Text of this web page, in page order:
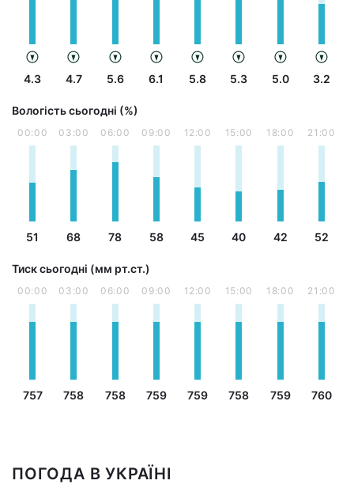
4.3 4.7 5.6 6.1 5.8 5.3 5.0 3.2
Вологість сьогодні (%)
00:00
51
03:00
68
06:00
78
09:00
58
12:00
45
15:00
40
18:00
42
21:00
52
Тиск сьогодні (мм рт.ст.)
00:00
757
03:00
758
06:00
758
09:00
759
12:00
759
15:00
758
18:00
759
21:00
760
ПОГОДА В УКРАЇНІ